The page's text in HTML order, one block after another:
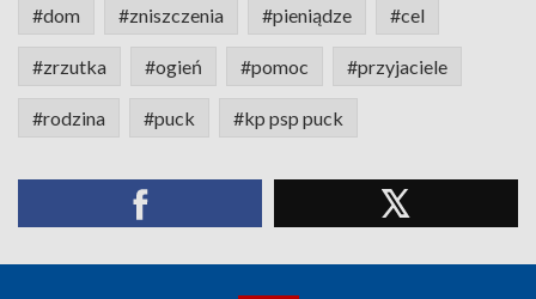
#dom #zniszczenia #pieniądze #cel
#zrzutka #ogień #pomoc #przyjaciele
#rodzina #puck #kp psp puck